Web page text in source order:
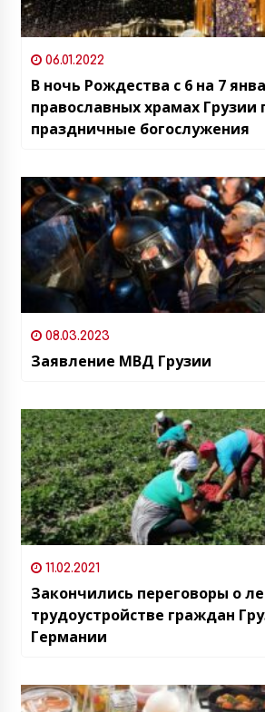
06.01.2022
В ночь Рождества с 6 на 7
православных храмах Грузии
праздничные богослужения
08.03.2023
Заявление МВД Грузии
11.02.2021
Закончились переговоры о
трудоустройстве граждан
Германии